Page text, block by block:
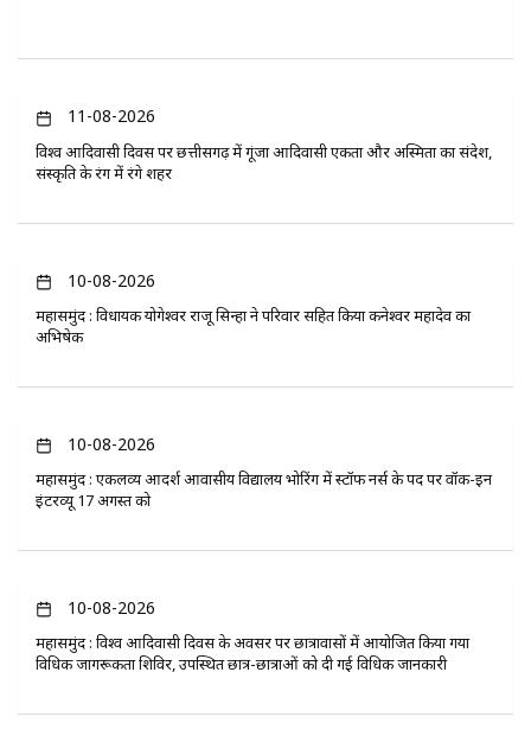
11-08-2026
विश्व आदिवासी दिवस पर छत्तीसगढ़ में गूंजा आदिवासी एकता और अस्मिता का संदेश,
संस्कृति के रंग में रंगे शहर
10-08-2026
महासमुंद : विधायक योगेश्वर राजू सिन्हा ने परिवार सहित किया कनेश्वर महादेव का
अभिषेक
10-08-2026
महासमुंद : एकलव्य आदर्श आवासीय विद्यालय भोरिंग में स्टॉफ नर्स के पद पर वॉक-इन
इंटरव्यू 17 अगस्त को
10-08-2026
महासमुंद : विश्व आदिवासी दिवस के अवसर पर छात्रावासों में आयोजित किया गया
विधिक जागरूकता शिविर, उपस्थित छात्र-छात्राओं को दी गई विधिक जानकारी